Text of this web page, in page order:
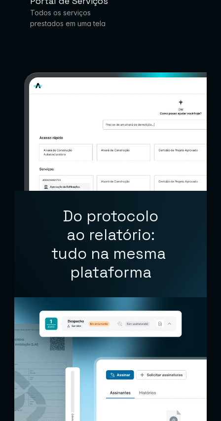
Todos os serviços
prestados em uma tela
Do protocolo
ao relatório:
tudo na mesma
plataforma